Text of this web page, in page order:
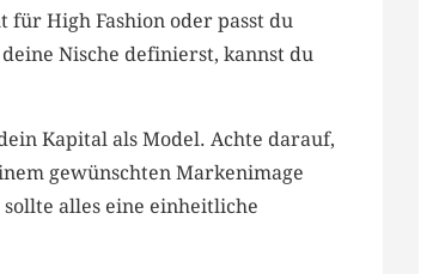
für High Fashion oder passt du
Nische⁣ definierst, kannst du
Kapital als Model. Achte darauf,
gewünschten Markenimage
sollte alles‌ eine einheitliche